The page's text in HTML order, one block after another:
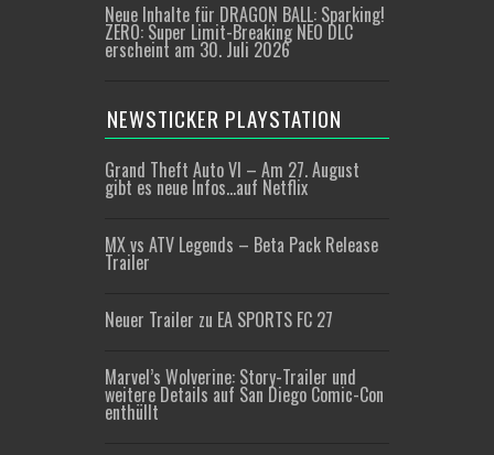
Neue Inhalte für DRAGON BALL: Sparking!
ZERO: Super Limit-Breaking NEO DLC
erscheint am 30. Juli 2026
NEWSTICKER PLAYSTATION
Grand Theft Auto VI – Am 27. August
gibt es neue Infos…auf Netflix
MX vs ATV Legends – Beta Pack Release
Trailer
Neuer Trailer zu EA SPORTS FC 27
Marvel’s Wolverine: Story-Trailer und
weitere Details auf San Diego Comic-Con
enthüllt